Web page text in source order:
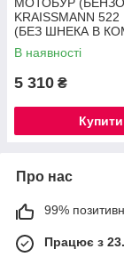
МОТОБУР
KRAISSMANN 522
(БЕЗ ШНЕКА В
®
В наявності
5 310 ₴
Купити
Про нас
99%
Працює з